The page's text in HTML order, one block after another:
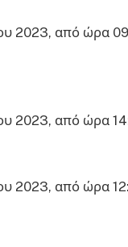
2023, από ώρα
2023, από ώρα
2023, από ώρα